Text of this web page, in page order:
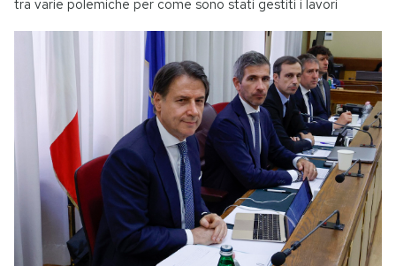
tra varie polemiche per come sono stati gestiti i lavori